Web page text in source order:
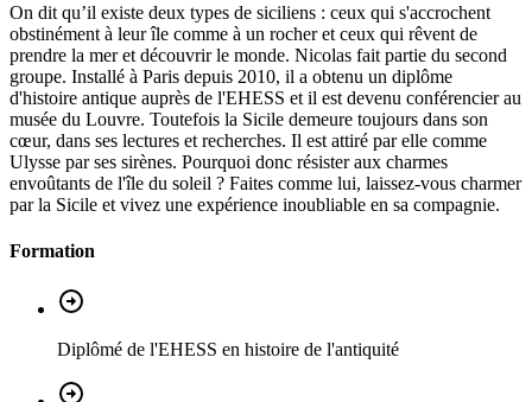
On dit qu’il existe deux types de siciliens : ceux qui s'accrochent
obstinément à leur île comme à un rocher et ceux qui rêvent de
prendre la mer et découvrir le monde. Nicolas fait partie du second
groupe. Installé à Paris depuis 2010, il a obtenu un diplôme
d'histoire antique auprès de l'EHESS et il est devenu conférencier au
musée du Louvre. Toutefois la Sicile demeure toujours dans son
cœur, dans ses lectures et recherches. Il est attiré par elle comme
Ulysse par ses sirènes. Pourquoi donc résister aux charmes
envoûtants de l'île du soleil ? Faites comme lui, laissez-vous charmer
par la Sicile et vivez une expérience inoubliable en sa compagnie.
Formation
Diplômé de l'EHESS en histoire de l'antiquité